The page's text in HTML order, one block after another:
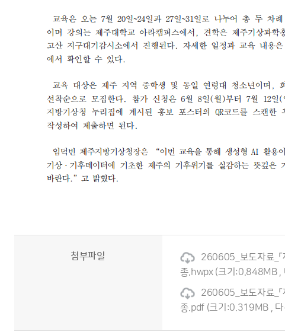
첨부파일
260605_보도자료_「
종.hwpx (크기:0.848MB ,
260605_보도자료_「
종.pdf (크기:0.319MB ,